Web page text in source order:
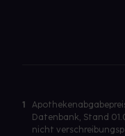
1
Datenbank, Stand
nicht